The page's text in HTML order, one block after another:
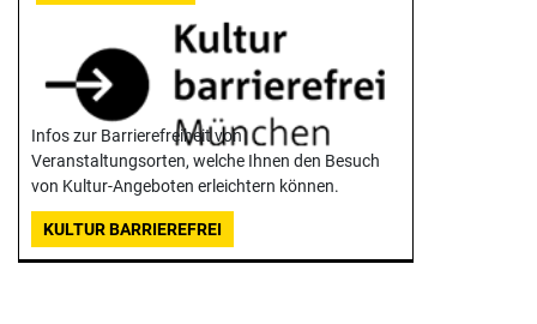
Infos zur Barrierefreiheit von
Veranstaltungsorten, welche Ihnen den Besuch
von Kultur-Angeboten erleichtern können.
KULTUR BARRIEREFREI